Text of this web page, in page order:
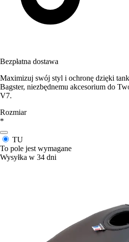
Bezpłatna dostawa
Maximizuj swój styl i ochronę dzięki
Bagster, niezbędnemu akcesorium do
V7.
Rozmiar
*
TU
To pole jest wymagane
Wysyłka w 34 dni